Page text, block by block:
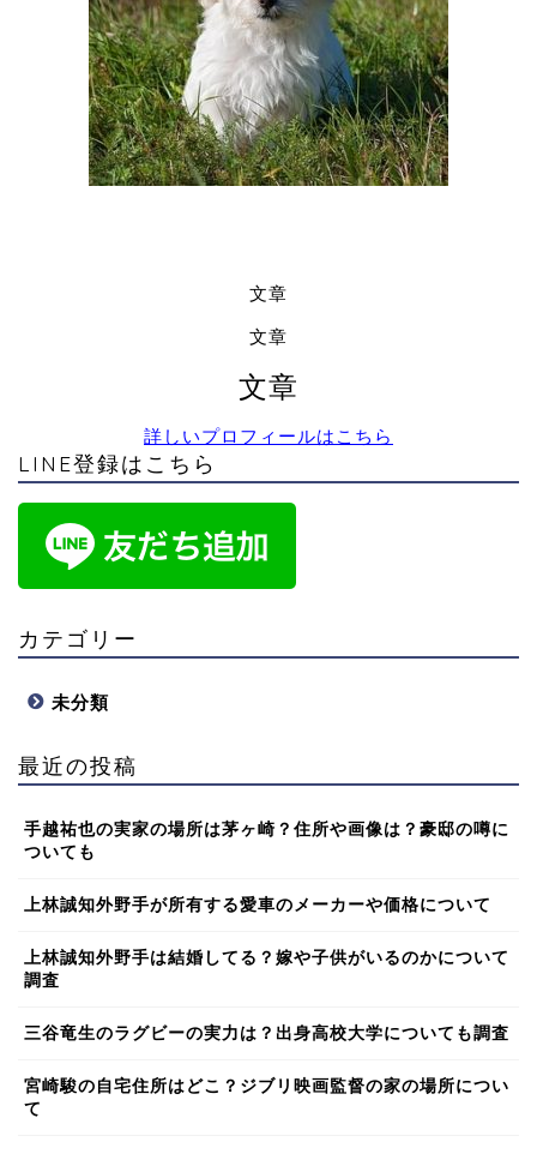
文章
文章
文章
詳しいプロフィールはこちら
LINE登録はこちら
カテゴリー
未分類
最近の投稿
手越祐也の実家の場所は茅ヶ崎？住所や画像は？豪邸の噂に
ついても
上林誠知外野手が所有する愛車のメーカーや価格について
上林誠知外野手は結婚してる？嫁や子供がいるのかについて
調査
三谷竜生のラグビーの実力は？出身高校大学についても調査
宮崎駿の自宅住所はどこ？ジブリ映画監督の家の場所につい
て